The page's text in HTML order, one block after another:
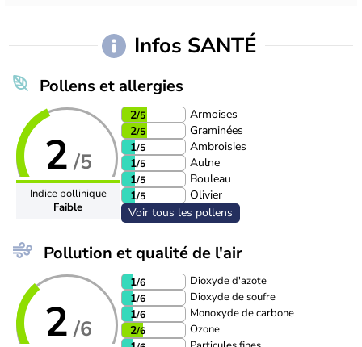
Infos SANTÉ
Pollens et allergies
2 /5
Indice pollinique
Faible
2/5
Armoises
2/5
Graminées
1/5
Ambroisies
1/5
Aulne
1/5
Bouleau
1/5
Olivier
Voir tous les pollens
Pollution et qualité de l'air
2 /6
1/6 Dioxyde d'azote
1/6 Dioxyde de soufre
1/6 Monoxyde de carbone
2/6 Ozone